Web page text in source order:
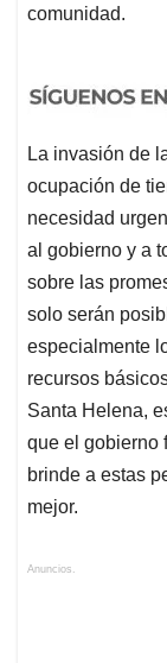
comunidad.
La invasión de
ocupación de
necesidad
al gobierno y a
sobre las
solo serán
especialmente
recursos
Santa Helena,
que el gobierno
brinde a estas
mejor.
Anuncios.